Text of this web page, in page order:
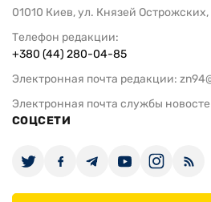
01010 Киев, ул. Князей Острожских,
Телефон редакции:
+380 (44) 280-04-85
Электронная почта редакции:
Электронная почта службы
СОЦСЕТИ